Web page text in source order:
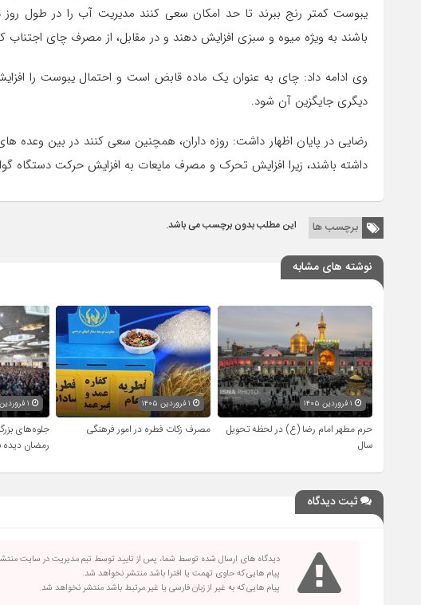
یبوست کمتر رنج ببرند تا حد امکان سعی کنند مدیریت آب را در طول روز
باشند به ویژه میوه و سبزی افزایش دهند و در مقابل، از مصرف چای اجتناب
وی ادامه داد: چای به عنوان یک ماده قابض است و احتمال یبوست را
دیگری جایگزین آن شود.
رضایی در پایان اظهار داشت: روزه داران، همچنین سعی کنند در بین وعده
داشته باشند، زیرا افزایش تحرک و مصرف مایعات به افزایش حرکت
برچسب ها این مطلب بدون برچسب می باشد.
نوشته های مشابه
حرم مطهر امام رضا (ع) در لحظه تحویل
سال
۱ فروردین ۱۴۰۵
مصرف زکات فطره در امور فرهنگی
جلوه‌های
رمضان
ثبت دیدگاه
دیدگاه های ارسال شده توسط شما، پس از تایید توسط تیم مدیریت در سایت
پیام هایی که حاوی تهمت یا افترا باشد منتشر نخواهد شد.
پیام هایی که به غیر از زبان فارسی یا غیر مرتبط باشد منتشر نخواهد شد.